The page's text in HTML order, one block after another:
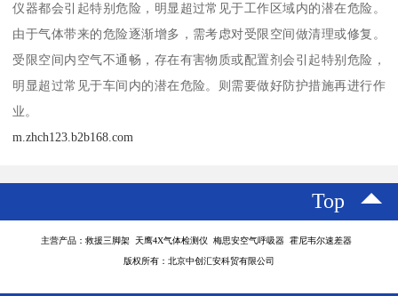
仪器都会引起特别危险，明显超过常见于工作区域内的潜在危险。
由于气体带来的危险逐渐增多，需考虑对受限空间做清理或修复。
受限空间内空气不通畅，存在有害物质或配置剂会引起特别危险，
明显超过常见于车间内的潜在危险。则需要做好防护措施再进行作
业。
m.zhch123.b2b168.com
Top
主营产品：救援三脚架 天鹰4X气体检测仪 梅思安空气呼吸器 霍尼韦尔速差器
版权所有：北京中创汇安科贸有限公司